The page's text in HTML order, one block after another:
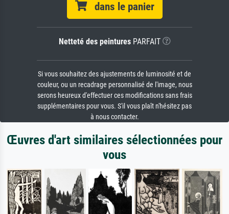
dans le panier
Netteté des peinturesPARFAIT
Si vous souhaitez des ajustements de luminosité et de
couleur, ou un recadrage personnalisé de l'image, nous
serons heureux d'effectuer ces modifications sans frais
supplémentaires pour vous. S'il vous plaît n'hésitez pas
à nous contacter.
Œuvres d'art similaires sélectionnées pour
vous